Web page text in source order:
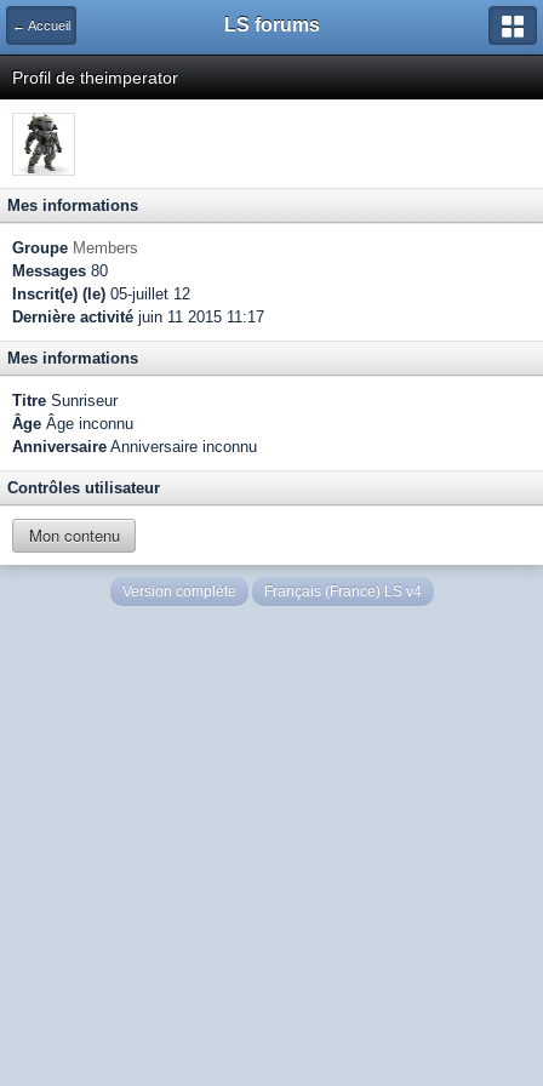
← Accueil LS forums
Profil de theimperator
Mes informations
Groupe Members
Messages 80
Inscrit(e) (le) 05-juillet 12
Dernière activité juin 11 2015 11:17
Mes informations
Titre Sunriseur
Âge Âge inconnu
Anniversaire Anniversaire inconnu
Contrôles utilisateur
Mon contenu
Version complète Français (France) LS v4